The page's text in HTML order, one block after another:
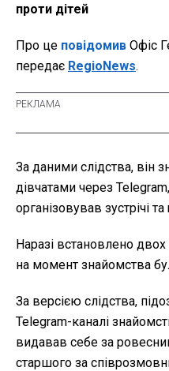
проти дітей
Про це повідомив Офіс
передає RegioNews.
За даними слідства, він
дівчатами через
організовував зустрічі
Наразі встановлено двох
на момент знайомства
За версією слідства,
Telegram-каналі
видавав себе за
старшого за